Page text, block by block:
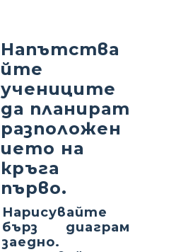
Напътства
йте
учениците
да планират
разположен
ието на
кръга
първо.
Нарисувайте
бърз диаграм
заедно.